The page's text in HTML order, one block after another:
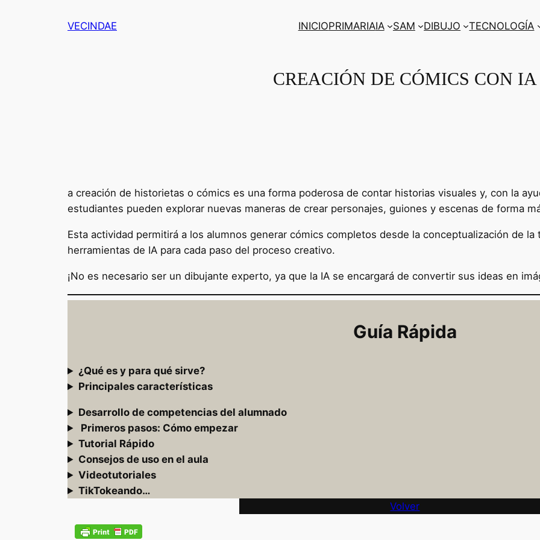
VECINDAE INICIOPRIMARIAIA SAM DIBUJO TECNOLOGÍA
CREACIÓN DE CÓMICS CON IA
a creación de historietas o cómics es una forma poderosa de contar historias visuales y, con la
estudiantes pueden explorar nuevas maneras de crear personajes, guiones y escenas de forma
Esta actividad permitirá a los alumnos generar cómics completos desde la conceptualización de
herramientas de IA para cada paso del proceso creativo.
¡No es necesario ser un dibujante experto, ya que la IA se encargará de convertir sus ideas en
Guía Rápida
¿Qué es y para qué sirve?
Principales características
Desarrollo de competencias del alumnado
Primeros pasos: Cómo empezar
Tutorial Rápido
Consejos de uso en el aula
Videotutoriales
TikTokeando…
Volver